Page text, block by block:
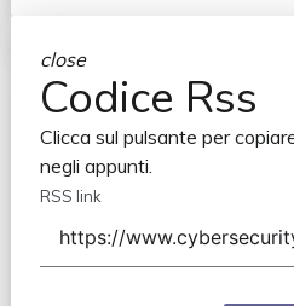
close
Codice Rss
Clicca sul pulsante per
negli appunti.
RSS link